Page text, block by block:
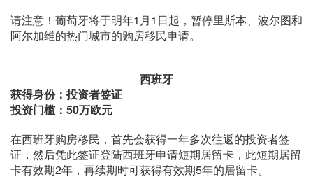
请注意！葡萄牙将于明年1月1日起，暂停里斯本、波尔图和
阿尔加维的热门城市的购房移民申请。
西班牙
获得身份：投资者签证
投资门槛：50万欧元
在西班牙购房移民，首先会获得一年多次往返的投资者签
证，然后凭此签证登陆西班牙申请短期居留卡，此短期居留
卡有效期2年，再续期时可获得有效期5年的居留卡。